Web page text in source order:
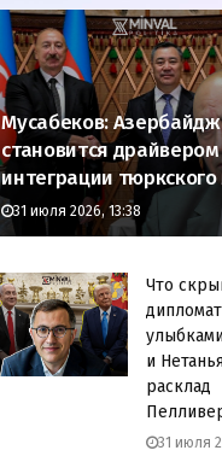
Мусабеков:
становится драйвером
интеграции
31 июля 2026, 13:38
Что
и
расклад
31 июля